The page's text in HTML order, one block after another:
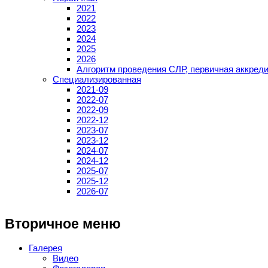
2021
2022
2023
2024
2025
2026
Алгоритм проведения СЛР, первичная
Специализированная
2021-09
2022-07
2022-09
2022-12
2023-07
2023-12
2024-07
2024-12
2025-07
2025-12
2026-07
Вторичное меню
Галерея
Видео